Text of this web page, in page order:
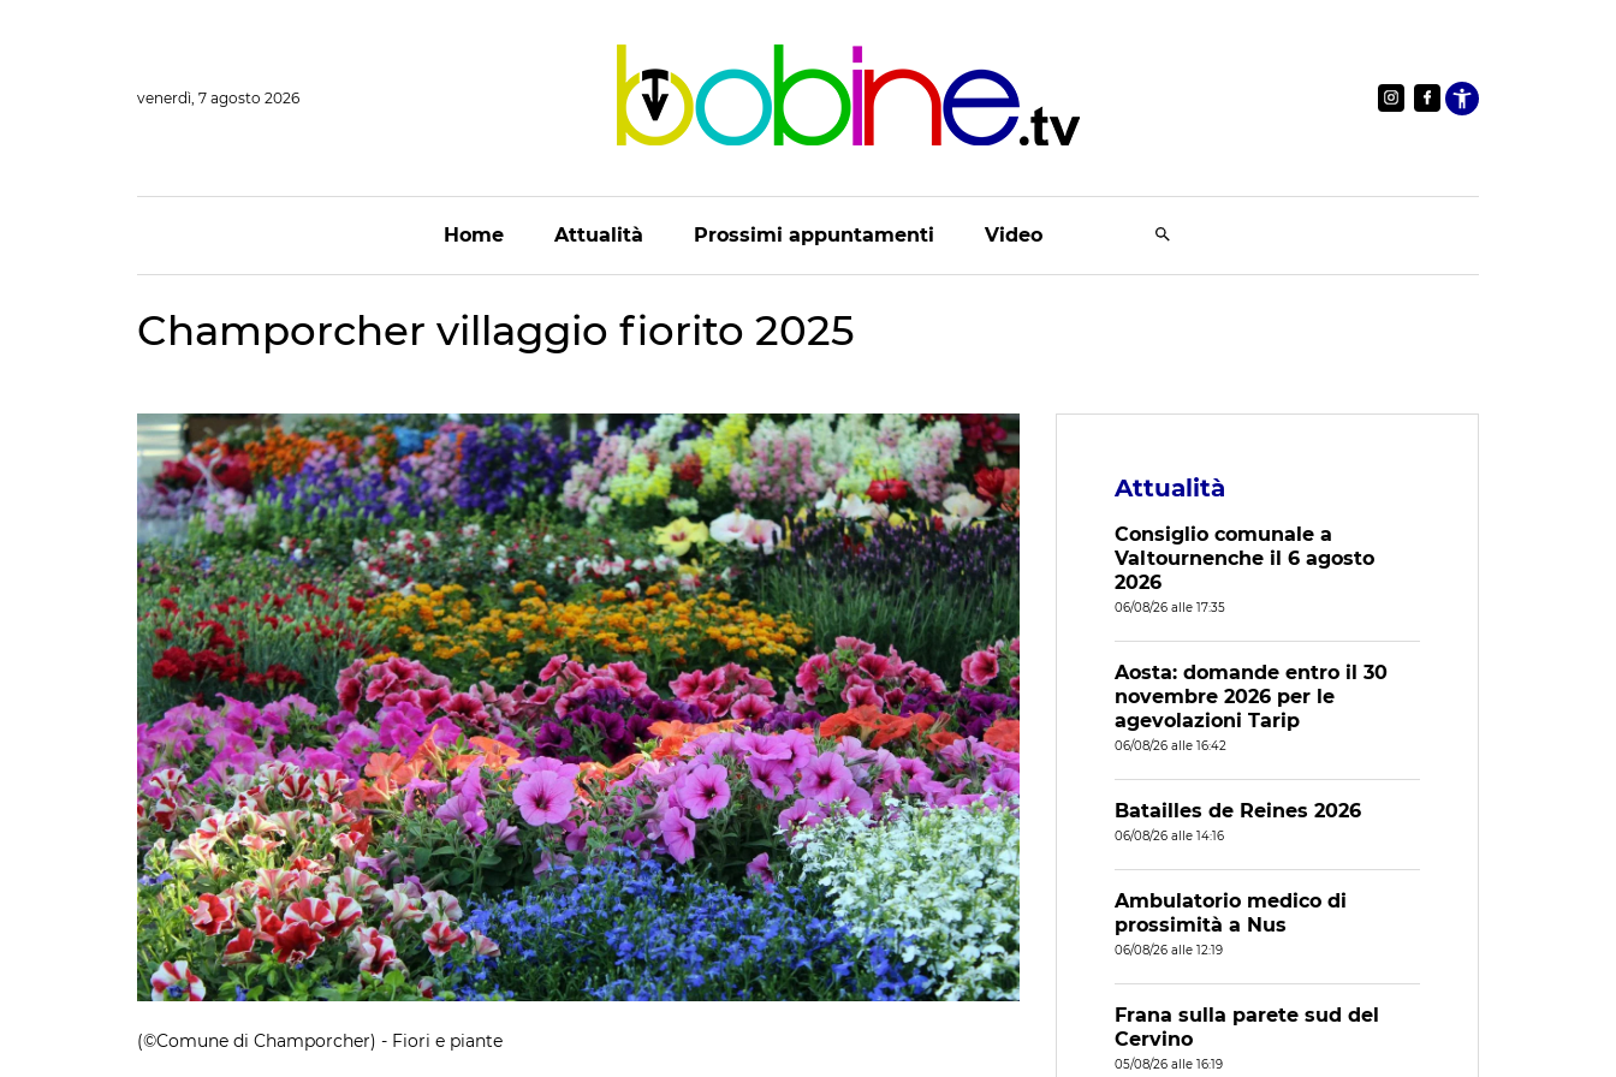
venerdì, 7 agosto 2026 Apri le
Home Attualità Prossimi appuntamenti Video
Champorcher villaggio fiorito 2025
(©Comune di Champorcher) - Fiori e piante
Attualità
Consiglio comunale a
Valtournenche il 6 agosto
2026
06/08/26 alle 17:35
Aosta: domande entro il 30
novembre 2026 per le
agevolazioni Tarip
06/08/26 alle 16:42
Batailles de Reines 2026
06/08/26 alle 14:16
Ambulatorio medico di
prossimità a Nus
06/08/26 alle 12:19
Frana sulla parete sud del
Cervino
05/08/26 alle 16:19